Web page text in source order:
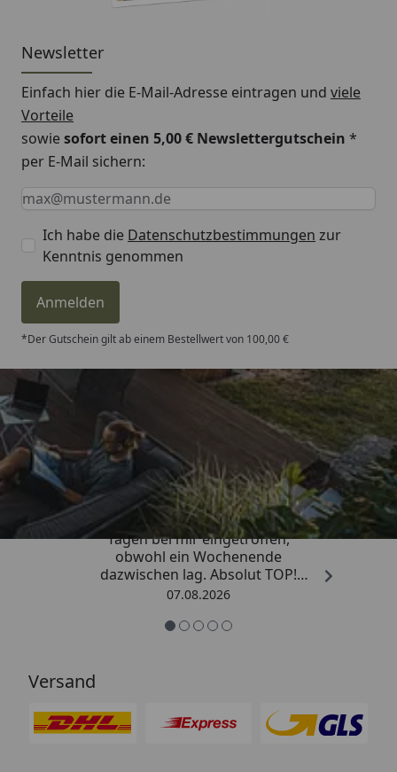
Newsletter
Einfach hier die E-Mail-Adresse eintragen und viele
Vorteile
sowiesofort einen 5,00 € Newslettergutschein *
per E-Mail sichern:
Keine Eingabe erforderlich
Eingabe erforderlich
E-Mail *
Ich habe die Datenschutzbestimmungen zur
Kenntnis genommen
Anmelden
*Der Gutschein gilt ab einem Bestellwert von 100,00 €
Trusted Shops
4,81/ 5
„Die Bestellung ist innerhalb von 4
Tagen bei mir eingetroffen,
obwohl ein Wochenende
dazwischen lag. Absolut TOP!
Sicherlich nicht die letzte
so.“
07.08.2026
Versand